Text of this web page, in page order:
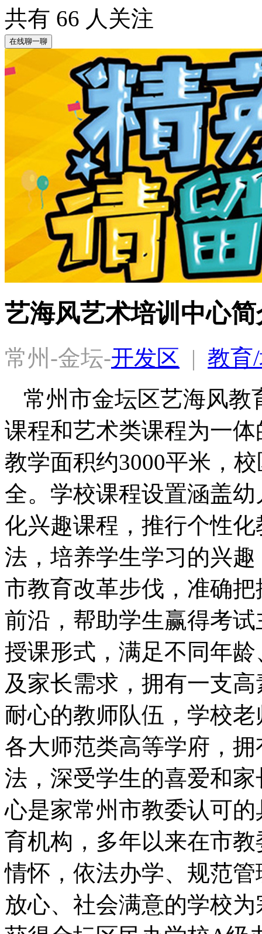
共有 66 人关注
在线聊一聊
艺海风艺术培训中心简
常州-金坛-开发区 | 教育
常州市金坛区艺海风教
课程和艺术类课程为一
教学面积约3000平米，
全。学校课程设置涵盖
化兴趣课程，推行个性
法，培养学生学习的兴
市教育改革步伐，准确
前沿，帮助学生赢得考
授课形式，满足不同年
及家长需求，拥有一支
耐心的教师队伍，学校
各大师范类高等学府，
法，深受学生的喜爱和
心是家常州市教委认可
育机构，多年以来在市
情怀，依法办学、规范
放心、社会满意的学校